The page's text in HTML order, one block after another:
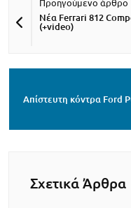
Νέα Ferrari 812
(+video)
Απίστευτη κόντρα Ford
Σχετικά Άρθρα